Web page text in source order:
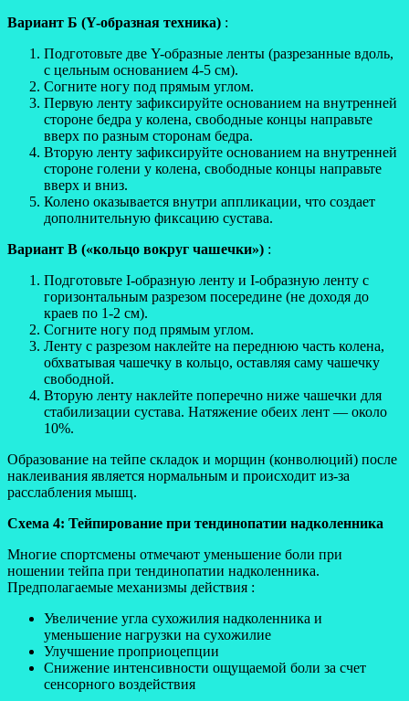
Вариант Б (Y-образная техника) :
Подготовьте две Y-образные ленты (разрезанные вдоль,
с цельным основанием 4-5 см).
Согните ногу под прямым углом.
Первую ленту зафиксируйте основанием на внутренней
стороне бедра у колена, свободные концы направьте
вверх по разным сторонам бедра.
Вторую ленту зафиксируйте основанием на внутренней
стороне голени у колена, свободные концы направьте
вверх и вниз.
Колено оказывается внутри аппликации, что создает
дополнительную фиксацию сустава.
Вариант В («кольцо вокруг чашечки») :
Подготовьте I-образную ленту и I-образную ленту с
горизонтальным разрезом посередине (не доходя до
краев по 1-2 см).
Согните ногу под прямым углом.
Ленту с разрезом наклейте на переднюю часть колена,
обхватывая чашечку в кольцо, оставляя саму чашечку
свободной.
Вторую ленту наклейте поперечно ниже чашечки для
стабилизации сустава. Натяжение обеих лент — около
10%.
Образование на тейпе складок и морщин (конволюций) после
наклеивания является нормальным и происходит из-за
расслабления мышц.
Схема 4: Тейпирование при тендинопатии надколенника
Многие спортсмены отмечают уменьшение боли при
ношении тейпа при тендинопатии надколенника.
Предполагаемые механизмы действия :
Увеличение угла сухожилия надколенника и
уменьшение нагрузки на сухожилие
Улучшение проприоцепции
Снижение интенсивности ощущаемой боли за счет
сенсорного воздействия